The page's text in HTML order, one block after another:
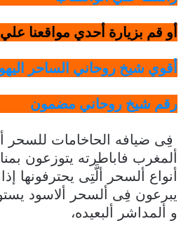
أو قم بزيارة أحدي مواقعنا علي
أقوي شيخ روحاني الساحر
رقم شيخ روحاني مضمون
فِى ضيافه الحاخامات للسحر
ألمغرب فاباطرته يتوزعون
أنواع ألسحر ألَّتِى يحترفونها
يبرعون فِى ألسحر ألاسود
و ألمداشر ألبعيده،